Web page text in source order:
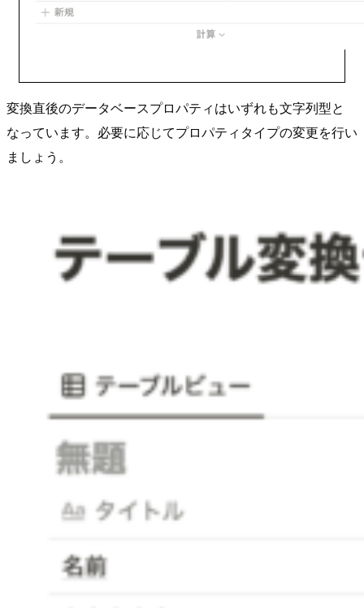
変換直後のデータベースプロパティはいずれも文字列型と
なっています。必要に応じてプロパティタイプの変更を行い
ましょう。